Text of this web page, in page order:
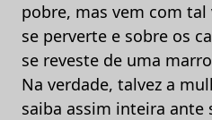
pobre, mas vem com
se perverte e sobre os
se reveste de uma
Na verdade, talvez a
saiba assim inteira ante